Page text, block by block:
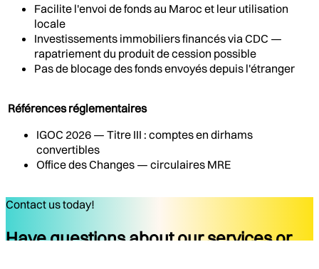
Facilite l'envoi de fonds au Maroc et leur utilisation
locale
Investissements immobiliers financés via CDC —
rapatriement du produit de cession possible
Pas de blocage des fonds envoyés depuis l'étranger
Références réglementaires
IGOC 2026 — Titre III : comptes en dirhams
convertibles
Office des Changes — circulaires MRE
Contact us today!
Have questions about our services or